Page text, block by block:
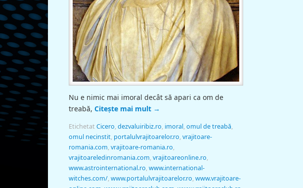
Nu e nimic mai imoral decât să apari ca om de
treabă, Citește mai mult →
Etichetat Cicero,dezvaluiribiz.ro, imoral,omul de treabă,
omul necinstit, portalulvrajitoarelor.ro,vrajitoare-
romania.com,vrajitoare-romania.ro,
vrajitoareledinromania.com,vrajitoareonline.ro,
www.astrointernational.ro,www.international-
witches.com/,www.portalulvrajitoarelor.ro,www.vrajitoare-